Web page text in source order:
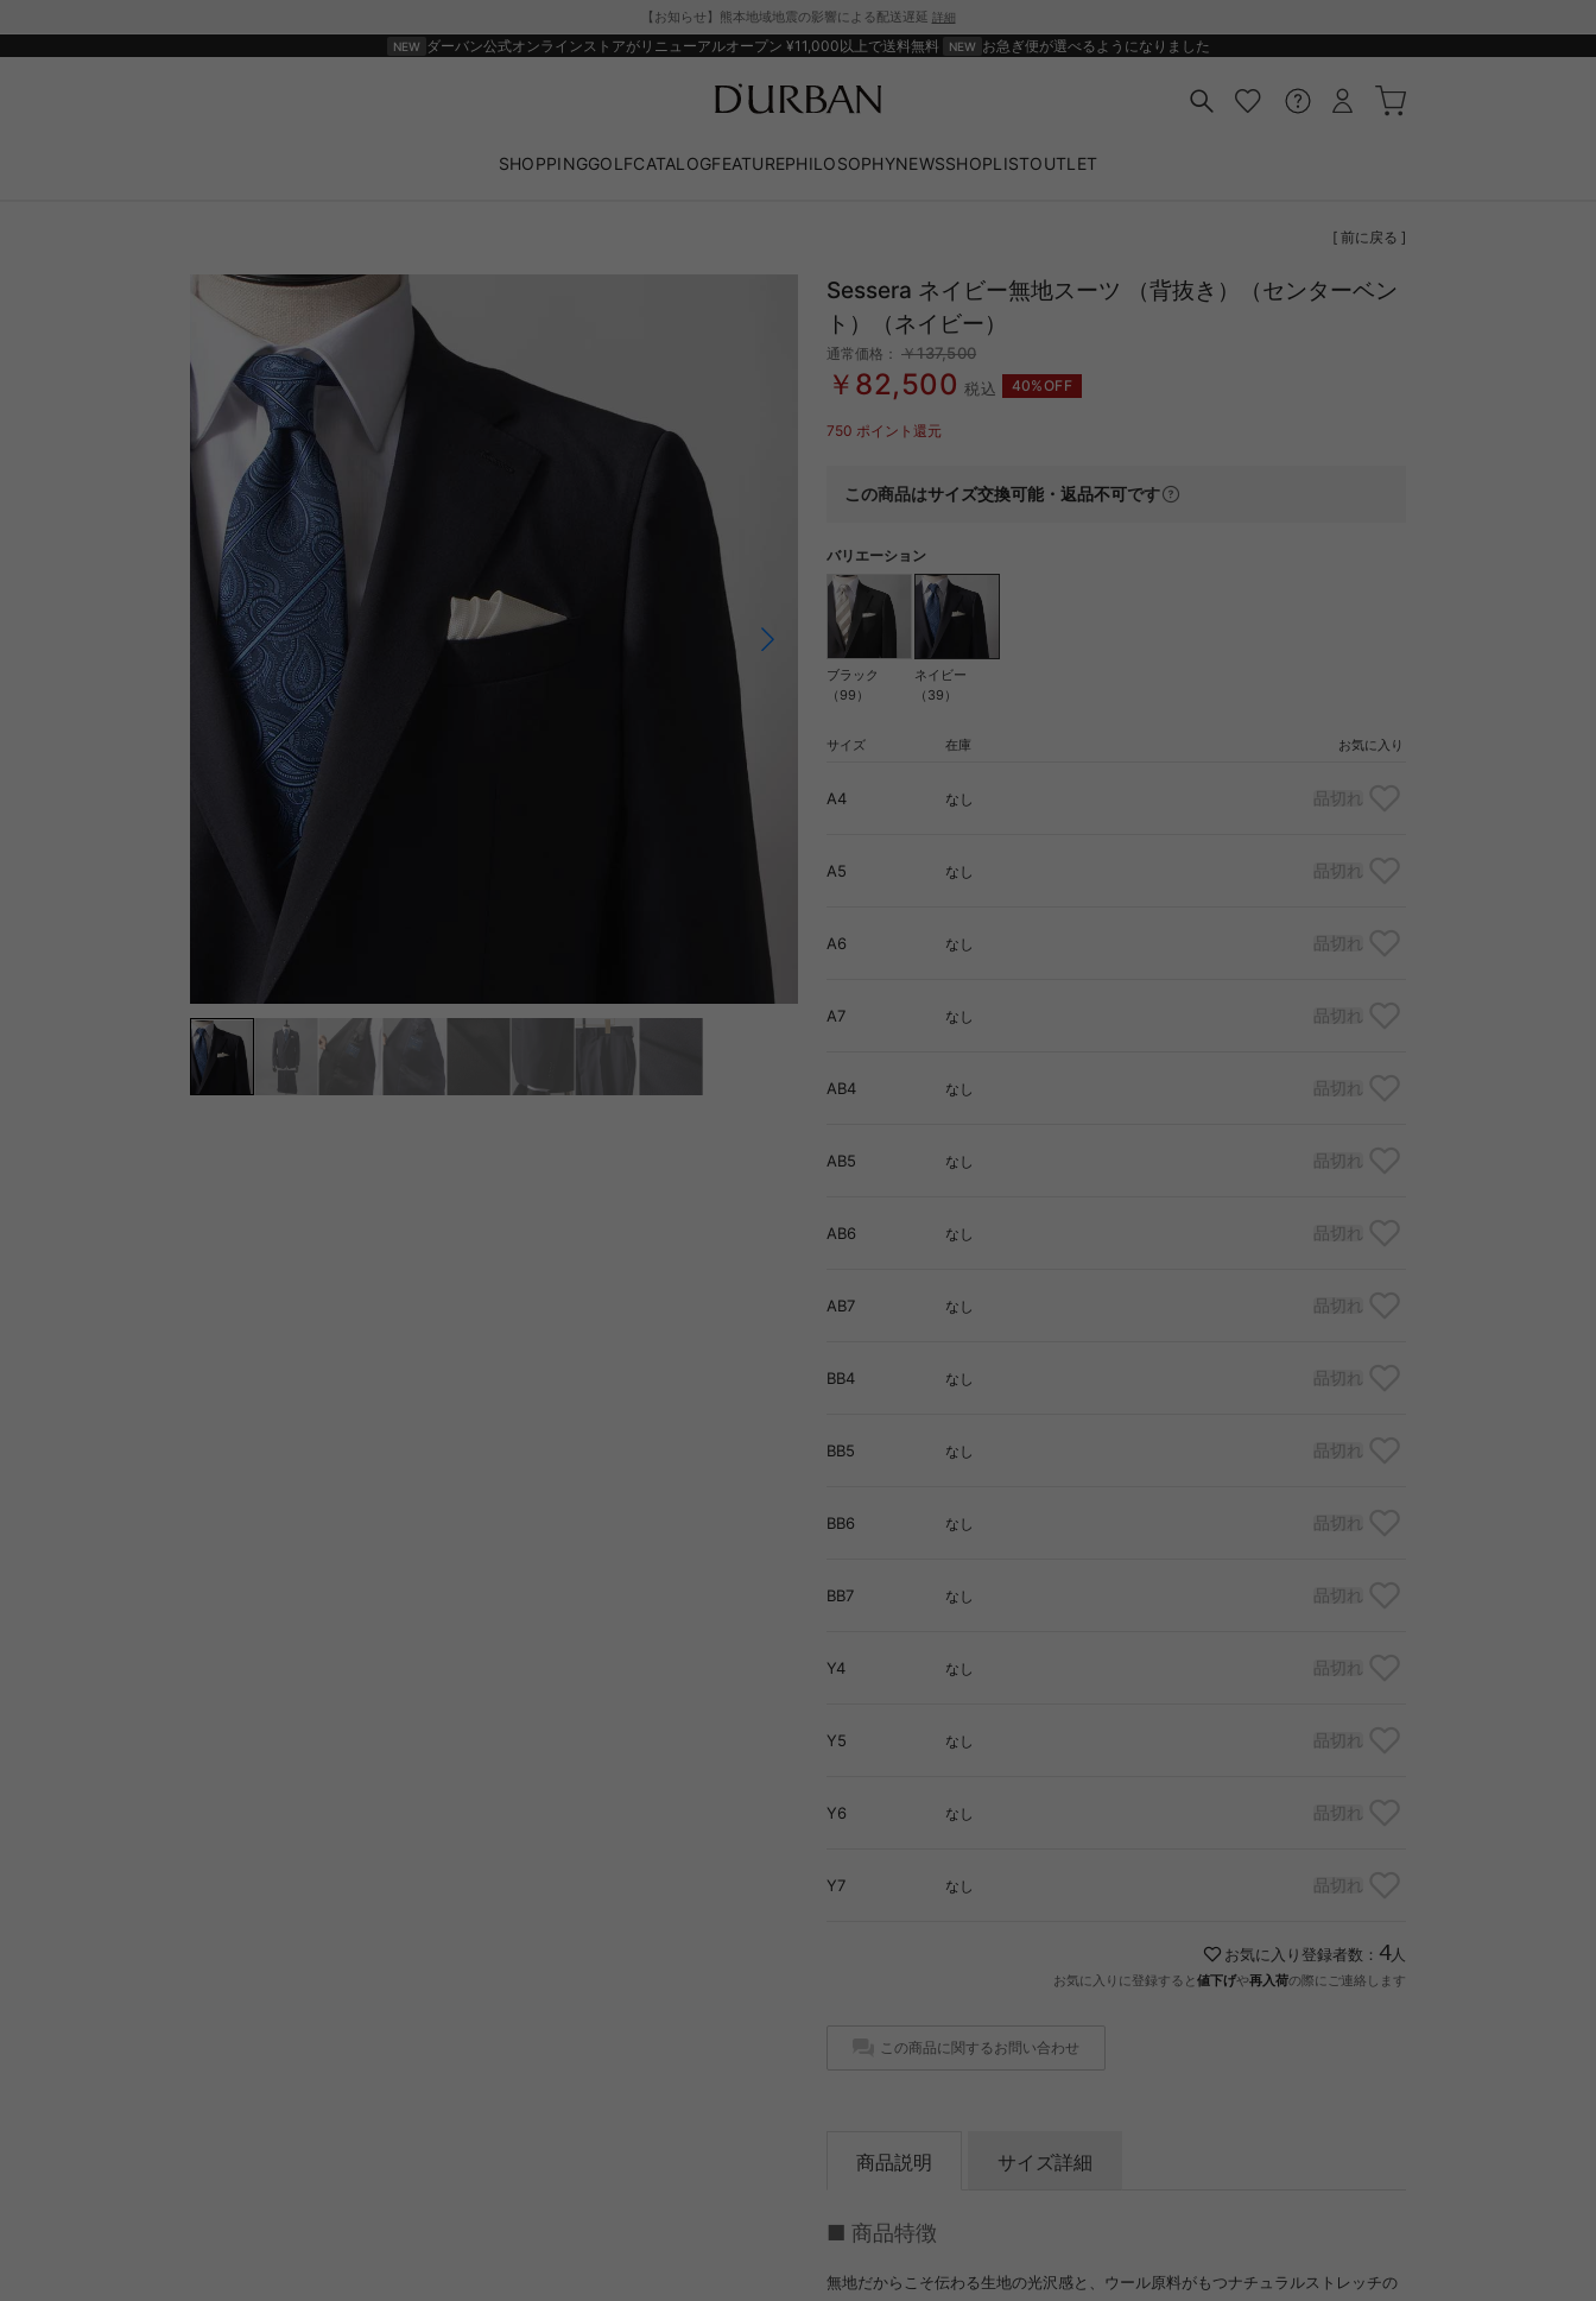
【お知らせ】熊本地域地震の影響による配送遅延 詳細
ダーバン公式オンラインストアがリニューアルオープン ¥11,000以上で送料無料 お急ぎ便が選べるようになりました
SHOPPINGGOLFCATALOGFEATUREPHILOSOPHYNEWSSHOPLISTOUTLET
[ 前に戻る ]
Sessera ネイビー無地スーツ （背抜き）（センターベン
ト）（ネイビー）
通常価格： ￥137,500
￥82,500 税込 40%OFF
750 ポイント還元
この商品はサイズ交換可能・返品不可です
バリエーション
ブラック
（99）
ネイビー
（39）
サイズ 在庫 お気に入り
A4 なし 品切れ
A5 なし 品切れ
A6 なし 品切れ
A7 なし 品切れ
AB4 なし 品切れ
AB5 なし 品切れ
AB6 なし 品切れ
AB7 なし 品切れ
BB4 なし 品切れ
BB5 なし 品切れ
BB6 なし 品切れ
BB7 なし 品切れ
Y4 なし 品切れ
Y5 なし 品切れ
Y6 なし 品切れ
Y7 なし 品切れ
お気に入り登録者数： 4人
お気に入りに登録すると 値下げや再入荷の際にご連絡します
この商品に関するお問い合わせ
商品説明 サイズ詳細
■ 商品特徴
無地だからこそ伝わる生地の光沢感と、ウール原料がもつナチュラルストレッチの